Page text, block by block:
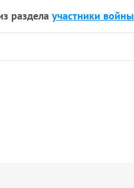
раздела участники войны